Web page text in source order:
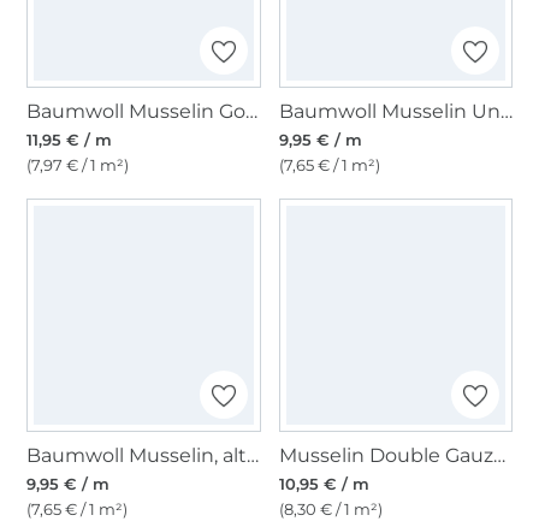
Baumwoll Musselin Golden Dots, brombeere
11,95 € / m
(7,97 € / 1 m²)
Baumwoll Musselin Uni, babyblau
9,95 € / m
(7,65 € / 1 m²)
Baumwoll Musselin, altrosé
9,95 € / m
(7,65 € / 1 m²)
Musselin Double Gauze, hellgrau
10,95 € / m
(8,30 € / 1 m²)